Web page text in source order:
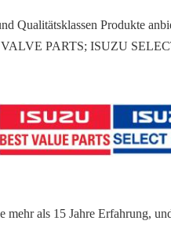
Qualitätsklassen Produkte
PARTS; ISUZU
mehr als 15 Jahre Erfahrung,